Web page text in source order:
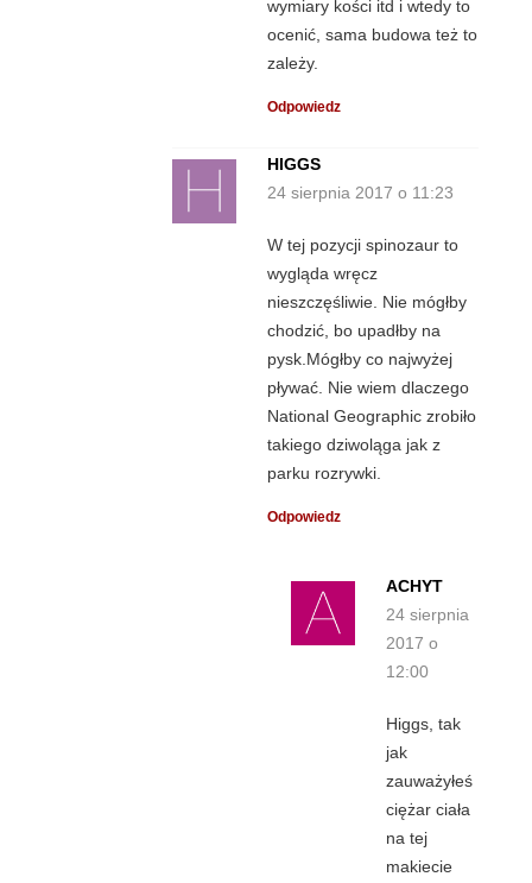
wymiary kości itd i wtedy to
ocenić, sama budowa też to
zależy.
Odpowiedz
HIGGS
24 sierpnia 2017 o 11:23
W tej pozycji spinozaur to
wygląda wręcz
nieszczęśliwie. Nie mógłby
chodzić, bo upadłby na
pysk.Mógłby co najwyżej
pływać. Nie wiem dlaczego
National Geographic zrobiło
takiego dziwoląga jak z
parku rozrywki.
Odpowiedz
ACHYT
24 sierpnia
2017 o
12:00
Higgs, tak
jak
zauważyłeś
ciężar ciała
na tej
makiecie